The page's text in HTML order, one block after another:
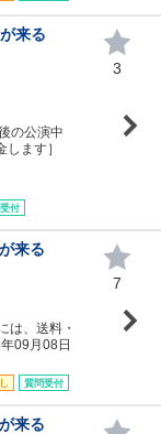
来る
の公演中
ます］
付
3
来る
は、送料・
09月08日
質問受付
7
来る